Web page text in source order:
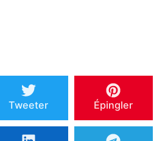
Tweeter Épingler